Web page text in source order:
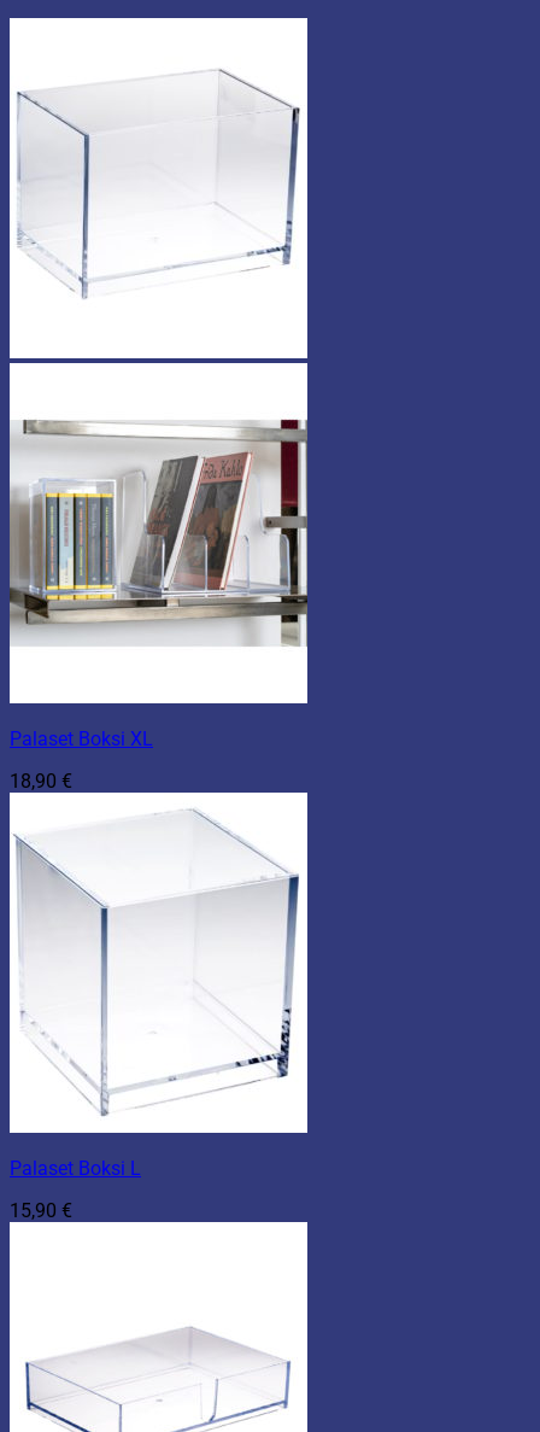
Palaset Boksi XL
18,90 €
Palaset Boksi L
15,90 €